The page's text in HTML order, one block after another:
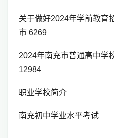
关于做好2024年学前教育
市 6269
2024年南充市普通高中学
12984
职业学校简介
南充初中学业水平考试